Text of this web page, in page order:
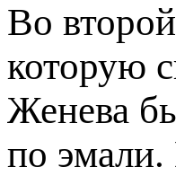
Во
которую
Женева
по